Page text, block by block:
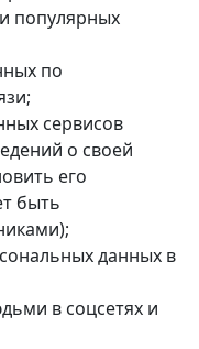
популярных
по
сервисов
о своей
его
быть
данных в
в соцсетях и